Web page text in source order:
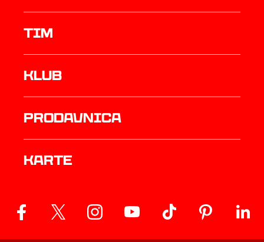
TIM
Klub
prodavnica
Karte